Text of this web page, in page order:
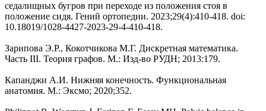
седалищных бугров при переходе из положения стоя в
положение сидя. Гений ортопедии. 2023;29(4):410-418. doi:
10.18019/1028-4427-2023-29-4-410-418.
Зарипова Э.Р., Кокотчикова М.Г. Дискретная математика.
Часть III. Теория графов. М.: Изд-во РУДН; 2013:179.
Капанджи А.И. Нижняя конечность. Функциональная
анатомия. М.: Эксмо; 2020;352.